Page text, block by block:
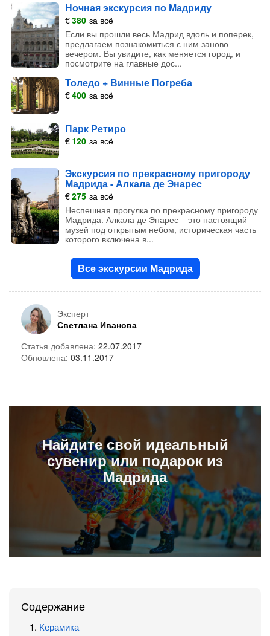
Ночная экскурсия по Мадриду
€380 за всё
Если вы прошли весь Мадрид вдоль и поперек,
предлагаем познакомиться с ним заново
вечером. Вы увидите, как меняется город, и
посмотрите на главные дос...
Толедо + Винные Погреба
€400 за всё
Парк Ретиро
€ 120 за всё
Экскурсия по прекрасному пригороду
Мадрида - Алкала де Энарес
€275 за всё
Неспешная прогулка по прекрасному пригороду
Мадрида. Алкала де Энарес – это настоящий
музей под открытым небом, историческая часть
которого включена в...
Все экскурсии Мадрида
Эксперт
Светлана Иванова
Статья добавлена: 22.07.2017
Обновлена: 03.11.2017
Найдите свой идеальный
сувенир или подарок из
Мадрида
Содержание
Керамика